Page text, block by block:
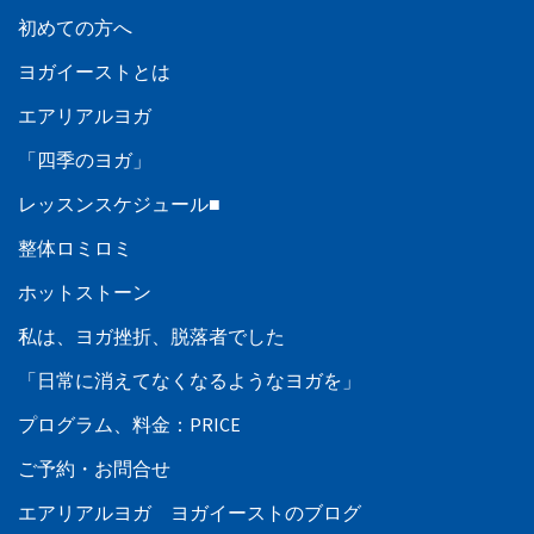
初めての方へ
ヨガイーストとは
エアリアルヨガ
「四季のヨガ」
レッスンスケジュール■
整体ロミロミ
ホットストーン
私は、ヨガ挫折、脱落者でした
「日常に消えてなくなるようなヨガを」
プログラム、料金：PRICE
ご予約・お問合せ
エアリアルヨガ ヨガイーストのブログ